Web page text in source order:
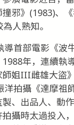
邪》(1983)、《
人熟知。
導首部電影《波
年，連續執
姐III雌雄大盜
洋拍攝《達摩祖
、出品人、動
攝時太過投入